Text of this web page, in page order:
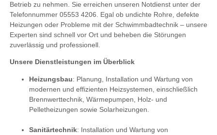
Betrieb zu nehmen. Sie erreichen unseren Notdienst unter der
Telefonnummer 05553 4206. Egal ob undichte Rohre, defekte
Heizungen oder Probleme mit der Schwimmbadtechnik – unsere
Experten sind schnell vor Ort und beheben die Störungen
zuverlässig und professionell.
Unsere Dienstleistungen im Überblick
Heizungsbau: Planung, Installation und Wartung von
modernen und effizienten Heizsystemen, einschließlich
Brennwerttechnik, Wärmepumpen, Holz- und
Pelletheizungen sowie Solarheizungen.
Sanitärtechnik: Installation und Wartung von